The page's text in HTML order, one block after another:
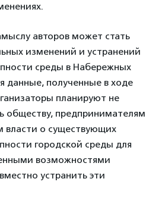
авторов может стать
изменений и устранений
среды в Набережных
данные, полученные в ходе
планируют не
обществу, предпринимателям
власти о существующих
городской среды для
возможностями
устранить эти